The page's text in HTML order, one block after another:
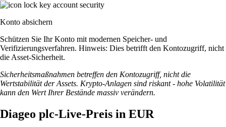
Konto absichern
Schützen Sie Ihr Konto mit modernen Speicher- und
Verifizierungsverfahren. Hinweis: Dies betrifft den Kontozugriff, nicht
die Asset-Sicherheit.
Sicherheitsmaßnahmen betreffen den Kontozugriff, nicht die
Wertstabilität der Assets. Krypto-Anlagen sind riskant - hohe Volatilität
kann den Wert Ihrer Bestände massiv verändern.
Diageo plc-Live-Preis in EUR